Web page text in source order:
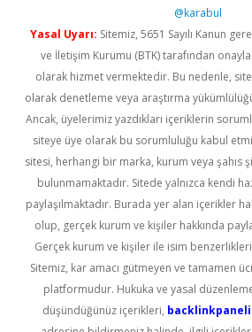
@karabul
Yasal Uyarı: Sitemiz, 5651 Sayılı Kanun
ve İletişim Kurumu (BTK) tarafından
olarak hizmet vermektedir. Bu nedenle,
olarak denetleme veya araştırma
Ancak, üyelerimiz yazdıkları içeriklerin
siteye üye olarak bu sorumluluğu kabul
sitesi, herhangi bir marka, kurum veya şahıs
bulunmamaktadır. Sitede yalnızca kendi
paylaşılmaktadır. Burada yer alan içerikler
olup, gerçek kurum ve kişiler hakkında
Gerçek kurum ve kişiler ile isim
Sitemiz, kar amacı gütmeyen ve tamamen
platformudur. Hukuka ve yasal
düşündüğünüz içerikleri,